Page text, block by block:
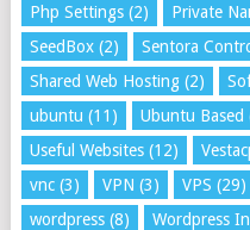
Php Settings(2) Private
SeedBox(2) Sentora
Shared Web Hosting(2)
ubuntu (11) Ubuntu Based
Useful Websites(12)
vnc(3) VPN (3) VPS (29)
wordpress(8) Wordpress